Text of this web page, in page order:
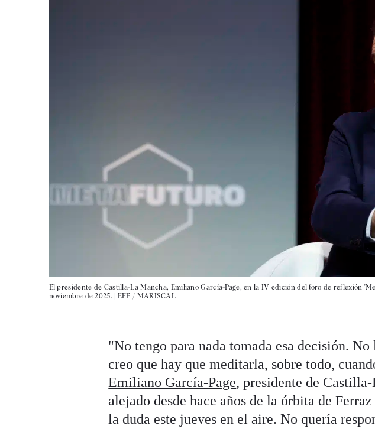
El presidente de Castilla-La Mancha, Emiliano García-Page, en la IV edición del foro de reflexión
noviembre de 2025. | EFE / MARISCAL
"No tengo para nada tomada esa decisión.
creo que hay que meditarla, sobre todo,
Emiliano García-Page, presidente de
alejado desde hace años de la órbita de
la duda este jueves en el aire. No quería